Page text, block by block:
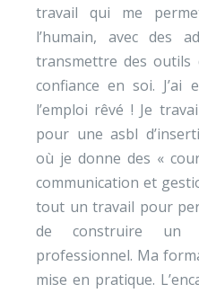
travail qui me
l’humain, avec des
transmettre des outils
confiance en soi. J’ai
l’emploi rêvé ! Je
pour une asbl
où je donne des «
communication et
tout un travail pour
de construire un
professionnel. Ma
mise en pratique.